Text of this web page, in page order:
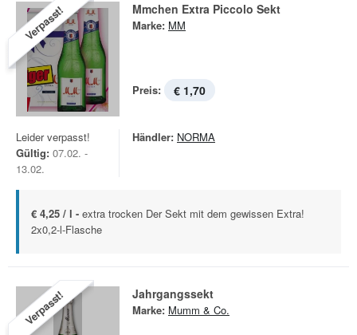
Verpasst! Mmchen Extra Piccolo Sekt
Marke: MM
Preis: € 1,70
Leider verpasst!
Gültig: 07.02. -
13.02.
Händler: NORMA
€ 4,25 / l - extra trocken Der Sekt mit dem gewissen Extra!
2x0,2-l-Flasche
Verpasst! Jahrgangssekt
Marke: Mumm & Co.